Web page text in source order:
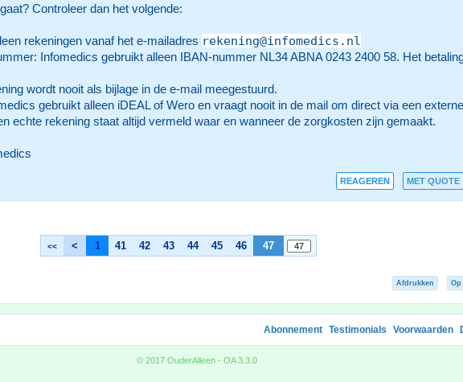
Controleer dan het volgende:
rekeningen vanaf het e-mailadres rekening@infomedics.nl
Infomedics gebruikt alleen IBAN-nummer NL34 ABNA 0243 2400 58. Het
wordt nooit als bijlage in de e-mail meegestuurd.
gebruikt alleen iDEAL of Wero en vraagt nooit in de mail om direct via een
echte rekening staat altijd vermeld waar en wanneer de zorgkosten zijn gemaakt.
REAGEREN MET QUOTE
<< < 1 41 42 43 44 45 46 47
Afdrukken
Abonnement Testimonials Voorwaarden
© 2017 OuderAlleen - OA 3.3.0